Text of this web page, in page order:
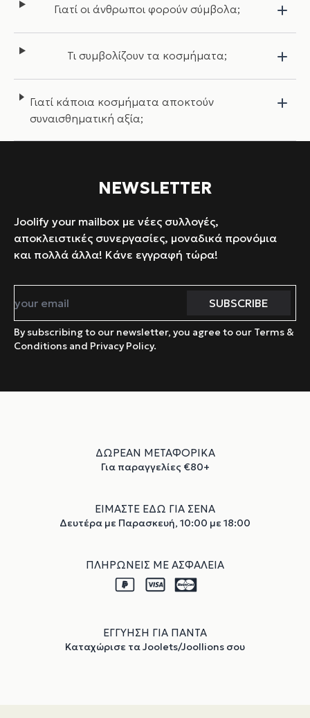
Γιατί οι άνθρωποι φορούν σύμβολα;
Τι συμβολίζουν τα κοσμήματα;
Γιατί κάποια κοσμήματα αποκτούν
συναισθηματική αξία;
NEWSLETTER
Joolify your mailbox με νέες συλλογές,
αποκλειστικές συνεργασίες, μοναδικά προνόμια
και πολλά άλλα! Κάνε εγγραφή τώρα!
By subscribing to our newsletter, you agree to our Terms &
Conditions and Privacy Policy.
ΔΩΡΕΑΝ ΜΕΤΑΦΟΡΙΚΑ
Για παραγγελίες €80+
ΕΙΜΑΣΤΕ ΕΔΩ ΓΙΑ ΣΕΝΑ
Δευτέρα με Παρασκευή, 10:00 με 18:00
ΠΛΗΡΩΝΕΙΣ ΜΕ ΑΣΦΑΛΕΙΑ
ΕΓΓΥΗΣΗ ΓΙΑ ΠΑΝΤΑ
Καταχώρισε τα Joolets/Joollions σου